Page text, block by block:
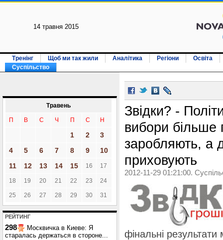
14 травня 2015
Тренінг Щоб ми так жили Аналітика Регіони
Освіта
Суспільство
Травень
П В С Ч П С Н
1 2
3
4
5 6 7 8 9
10
11
12 13 14 15 16 17
18 19 20 21 22 23 24
25 26 27 28 29 30 31
РЕЙТИНГ
298
Москвичка в Киеве: Я
старалась держаться в стороне...
Звідки? -
вибори більше
заробляють, а
приховують
2012-11-29 01:21:00.
фінальні результати